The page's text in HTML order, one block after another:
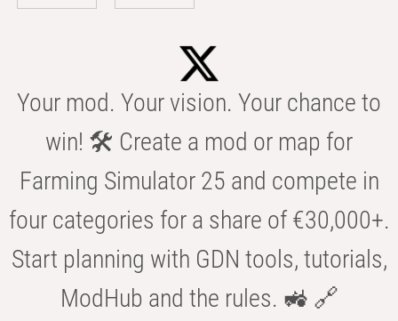
Your mod. Your vision. Your chance to
win! 🛠️ Create a mod or map for
Farming Simulator 25 and compete in
four categories for a share of €30,000+.
Start planning with GDN tools, tutorials,
ModHub and the rules. 🚜 🔗